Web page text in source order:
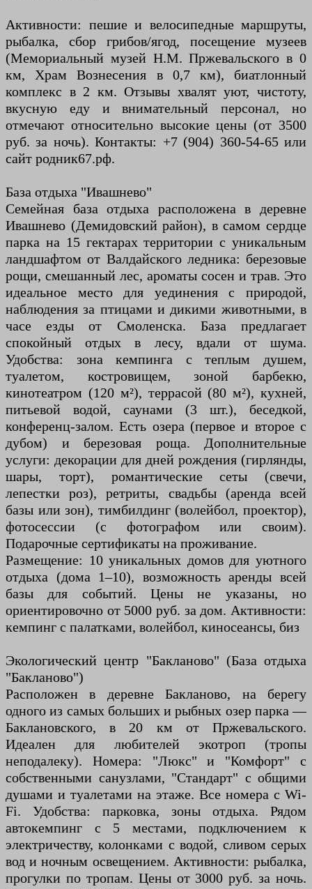
Активности: пешие и велосипедные маршруты,
рыбалка, сбор грибов/ягод, посещение музеев
(Мемориальный музей Н.М. Пржевальского в 0
км, Храм Вознесения в 0,7 км), биатлонный
комплекс в 2 км. Отзывы хвалят уют, чистоту,
вкусную еду и внимательный персонал, но
отмечают относительно высокие цены (от 3500
руб. за ночь). Контакты: +7 (904) 360-54-65 или
сайт родник67.рф.
База отдыха "Ивашнево"
Семейная база отдыха расположена в деревне
Ивашнево (Демидовский район), в самом сердце
парка на 15 гектарах территории с уникальным
ландшафтом от Валдайского ледника: березовые
рощи, смешанный лес, ароматы сосен и трав. Это
идеальное место для уединения с природой,
наблюдения за птицами и дикими животными, в
часе езды от Смоленска. База предлагает
спокойный отдых в лесу, вдали от шума.
Удобства: зона кемпинга с теплым душем,
туалетом, костровищем, зоной барбекю,
кинотеатром (120 м²), террасой (80 м²), кухней,
питьевой водой, саунами (3 шт.), беседкой,
конференц-залом. Есть озера (первое и второе с
дубом) и березовая роща. Дополнительные
услуги: декорации для дней рождения (гирлянды,
шары, торт), романтические сеты (свечи,
лепестки роз), ретриты, свадьбы (аренда всей
базы или зон), тимбилдинг (волейбол, проектор),
фотосессии (с фотографом или своим).
Подарочные сертификаты на проживание.
Размещение: 10 уникальных домов для уютного
отдыха (дома 1–10), возможность аренды всей
базы для событий. Цены не указаны, но
ориентировочно от 5000 руб. за дом. Активности:
кемпинг с палатками, волейбол, киносеансы, биз
Экологический центр "Бакланово" (База отдыха
"Бакланово")
Расположен в деревне Бакланово, на берегу
одного из самых больших и рыбных озер парка —
Баклановского, в 20 км от Пржевальского.
Идеален для любителей экотроп (тропы
неподалеку). Номера: "Люкс" и "Комфорт" с
собственными санузлами, "Стандарт" с общими
душами и туалетами на этаже. Все номера с Wi-
Fi. Удобства: парковка, зоны отдыха. Рядом
автокемпинг с 5 местами, подключением к
электричеству, колонками с водой, сливом серых
вод и ночным освещением. Активности: рыбалка,
прогулки по тропам. Цены от 3000 руб. за ночь.